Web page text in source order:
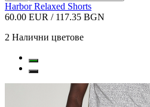
Harbor Relaxed Shorts
60.00 EUR / 117.35 BGN
2 Налични цветове